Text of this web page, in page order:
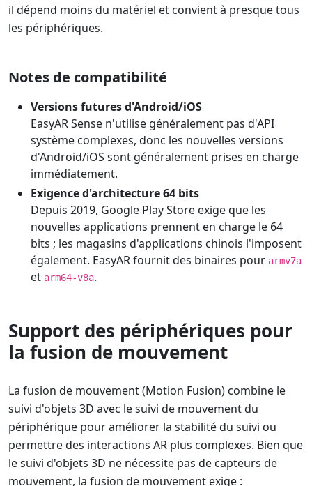
il dépend moins du matériel et convient à presque tous
les périphériques.
Notes de compatibilité
Versions futures d'Android/iOS
EasyAR Sense n'utilise généralement pas d'API
système complexes, donc les nouvelles versions
d'Android/iOS sont généralement prises en charge
immédiatement.
Exigence d'architecture 64 bits
Depuis 2019, Google Play Store exige que les
nouvelles applications prennent en charge le 64
bits ; les magasins d'applications chinois l'imposent
également. EasyAR fournit des binaires pour armv7a
et arm64-v8a.
Support des périphériques pour
la fusion de mouvement
La fusion de mouvement (Motion Fusion) combine le
suivi d'objets 3D avec le suivi de mouvement du
périphérique pour améliorer la stabilité du suivi ou
permettre des interactions AR plus complexes. Bien que
le suivi d'objets 3D ne nécessite pas de capteurs de
mouvement, la fusion de mouvement exige :